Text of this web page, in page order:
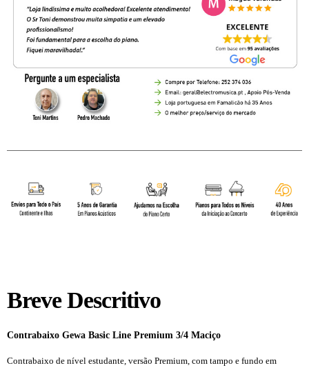
Breve Descritivo
Contrabaixo Gewa Basic Line Premium 3/4 Maciço
Contrabaixo de nível estudante, versão Premium, com tampo e fundo em